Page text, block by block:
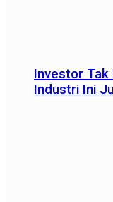
Investor Tak
Industri Ini